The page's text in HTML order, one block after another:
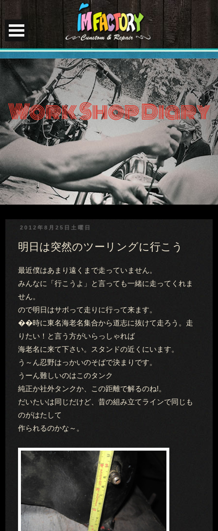
Work Shop Diary
2012年8月25日土曜日
明日は突然のツーリングに行こう
最近僕はあまり遠くまで走っていません。
みんなに「行こうよ」と言っても一緒に走ってくれま
せん。
ので明日はサボって走りに行って来ます。
��時に東名海老名集合から道志に抜けて走ろう。走
りたい！と言う方がいらっしゃれば
海老名に来て下さい。スタンドの近くにいます。
う～ん忍野はっかいのそばで決まりです。
うーん難しいのはこのタンク
純正か社外タンクか、この距離で解るのね!。
だいたいは同じだけど、昔の組み立てラインで同じも
のがはたして
作られるのかな～。